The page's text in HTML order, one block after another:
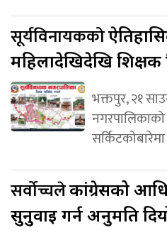
सूर्यविनायकको
महिलादेखिदेखि शिक्षक
भक्तपुर, २१
सर्किटकोबारेमा
सर्वोच्चलेकांग्रेसको
सुनुवाइ गर्न अनुमति